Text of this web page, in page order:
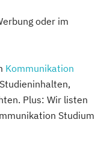
oder im
Kommunikation
Plus: Wir listen
Studium